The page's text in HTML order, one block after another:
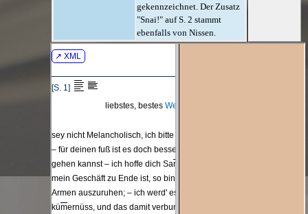
gekennzeichnet. Der Zusatz
"Snai!" auf S. 2 stammt
ebenfalls von Nissen.